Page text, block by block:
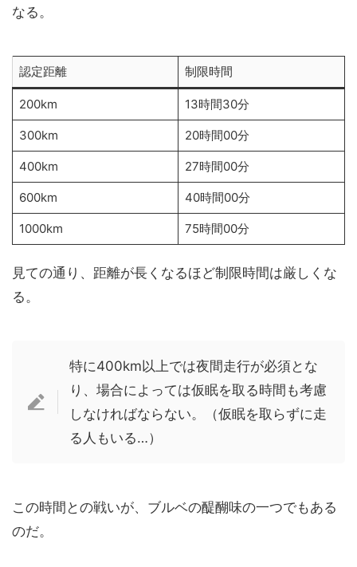
なる。
認定距離 制限時間
200km 13時間30分
300km 20時間00分
400km 27時間00分
600km 40時間00分
1000km 75時間00分
見ての通り、距離が長くなるほど制限時間は厳しくな
る。
特に400km以上では夜間走行が必須とな
り、場合によっては仮眠を取る時間も考慮
しなければならない。（仮眠を取らずに走
る人もいる…）
この時間との戦いが、ブルベの醍醐味の一つでもある
のだ。